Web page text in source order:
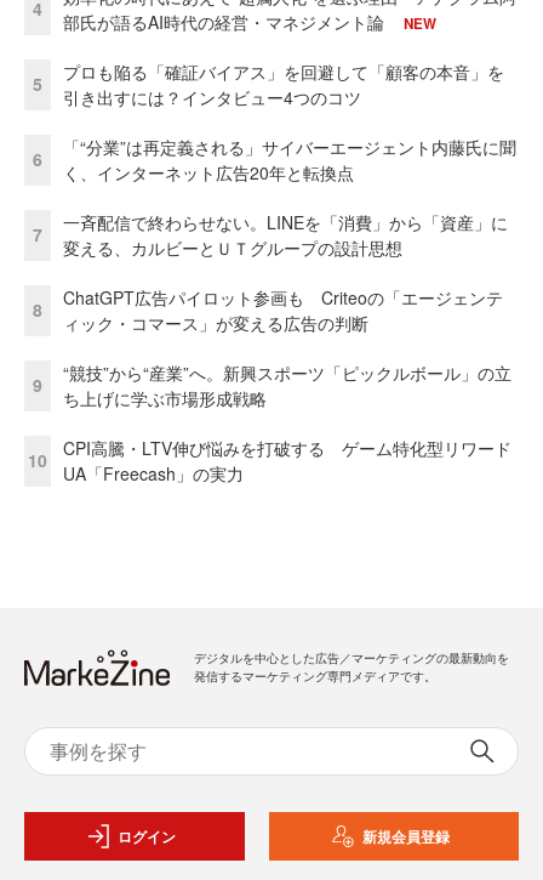
4
部氏が語るAI時代の経営・マネジメント論
NEW
5
プロも陥る「確証バイアス」を回避して「顧客の本音」を
引き出すには？インタビュー4つのコツ
6
「“分業”は再定義される」サイバーエージェント内藤氏に聞
く、インターネット広告20年と転換点
7
一斉配信で終わらせない。LINEを「消費」から「資産」に
変える、カルビーとＵＴグループの設計思想
8
ChatGPT広告パイロット参画も Criteoの「エージェンテ
ィック・コマース」が変える広告の判断
9
“競技”から“産業”へ。新興スポーツ「ピックルボール」の立
ち上げに学ぶ市場形成戦略
10
CPI高騰・LTV伸び悩みを打破する ゲーム特化型リワード
UA「Freecash」の実力
デジタルを中心とした広告／マーケティングの最新動向を
発信するマーケティング専門メディアです。
ログイン 新規会員登録